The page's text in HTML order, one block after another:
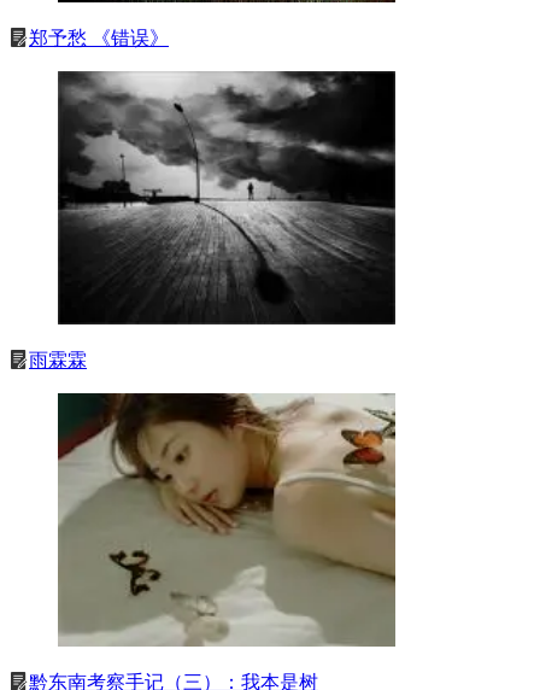
郑予愁 《错误》
雨霖霖
黔东南考察手记（三）：我本是树